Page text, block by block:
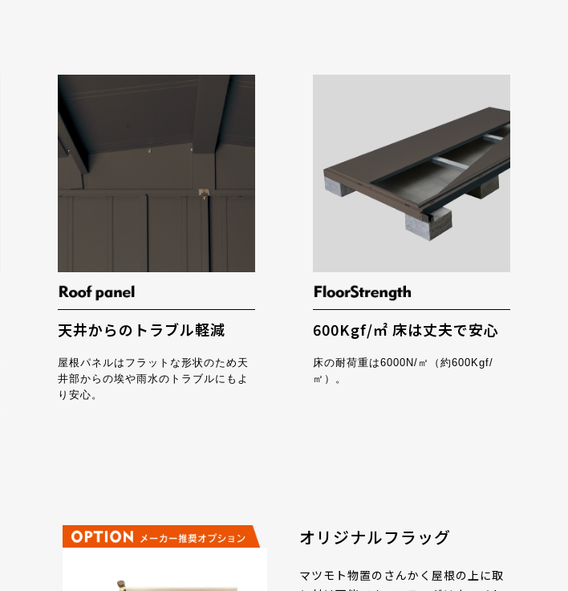
天井からのトラブル軽減
屋根パネルはフラットな形状のため天
井部からの埃や雨水のトラブルにもよ
り安心。
600Kgf/㎡ 床は丈夫で安心
床の耐荷重は6000N/㎡（約600Kgf/
㎡）。
オリジナルフラッグ
マツモト物置のさんかく屋根の上に取